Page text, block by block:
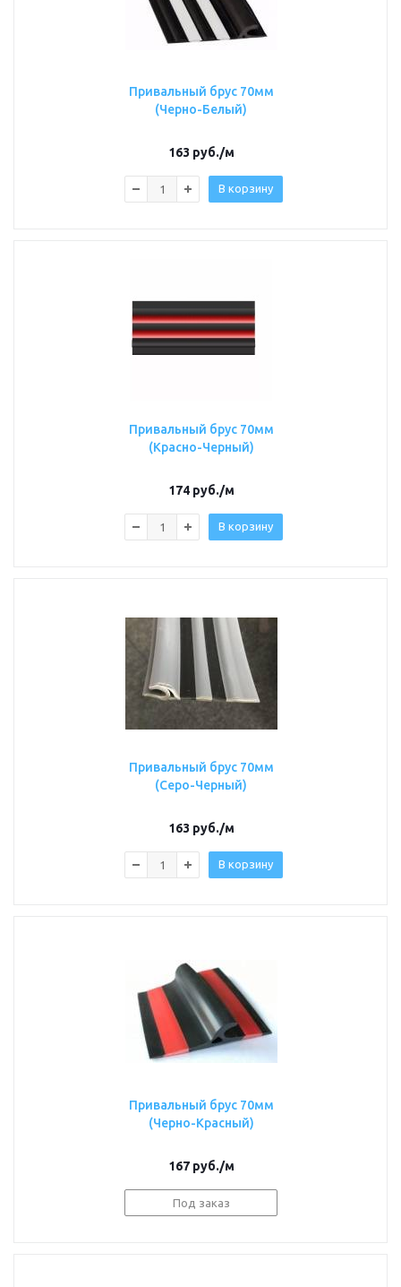
Привальный брус 70мм
(Черно-Белый)
163 руб./м
В корзину
Привальный брус 70мм
(Красно-Черный)
174руб./м
В корзину
Привальный брус 70мм
(Серо-Черный)
163 руб./м
В корзину
Привальный брус 70мм
(Черно-Красный)
167руб./м
Под заказ